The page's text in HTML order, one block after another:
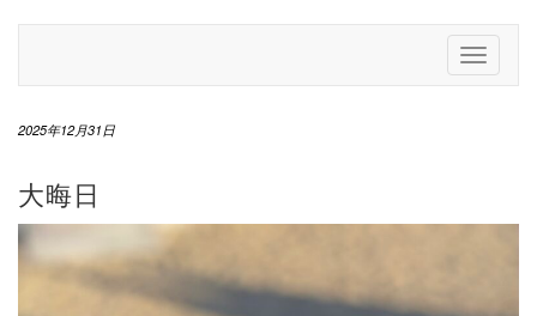
Toggle
2025年12月31日
大晦日